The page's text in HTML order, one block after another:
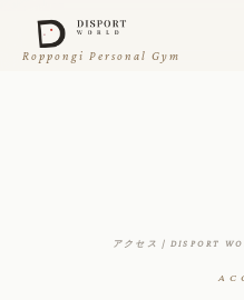
Roppongi Personal Gym
アクセス｜DISPORT